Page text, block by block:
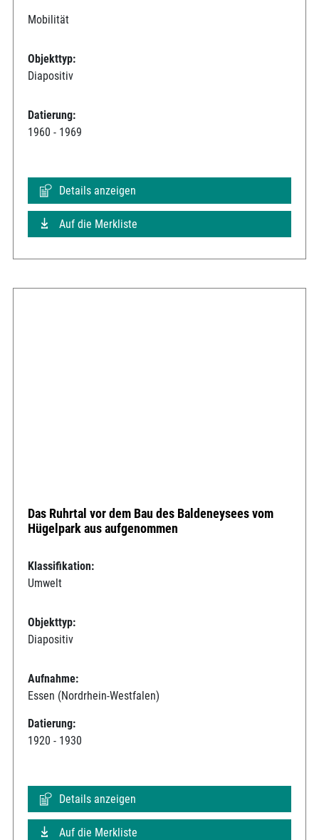
Mobilität
Objekttyp:
Diapositiv
Datierung:
1960 - 1969
Details anzeigen
Auf die Merkliste
Das Ruhrtal vor dem Bau des Baldeneysees vom
Hügelpark aus aufgenommen
Klassifikation:
Umwelt
Objekttyp:
Diapositiv
Aufnahme:
Essen (Nordrhein-Westfalen)
Datierung:
1920 - 1930
Details anzeigen
Auf die Merkliste